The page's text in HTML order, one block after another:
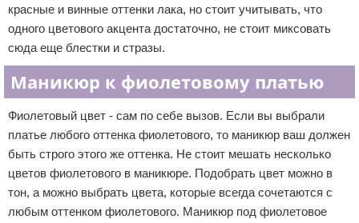
красные и винные оттенки лака, но стоит учитывать, что
одного цветового акцента достаточно, не стоит миксовать
сюда еще блестки и стразы.
Маникюр к фиолетовому платью
Фиолетовый цвет - сам по себе вызов. Если вы выбрали
платье любого оттенка фиолетового, то маникюр ваш должен
быть строго этого же оттенка. Не стоит мешать несколько
цветов фиолетового в маникюре. Подобрать цвет можно в
тон, а можно выбрать цвета, которые всегда сочетаются с
любым оттенком фиолетового. Маникюр под фиолетовое